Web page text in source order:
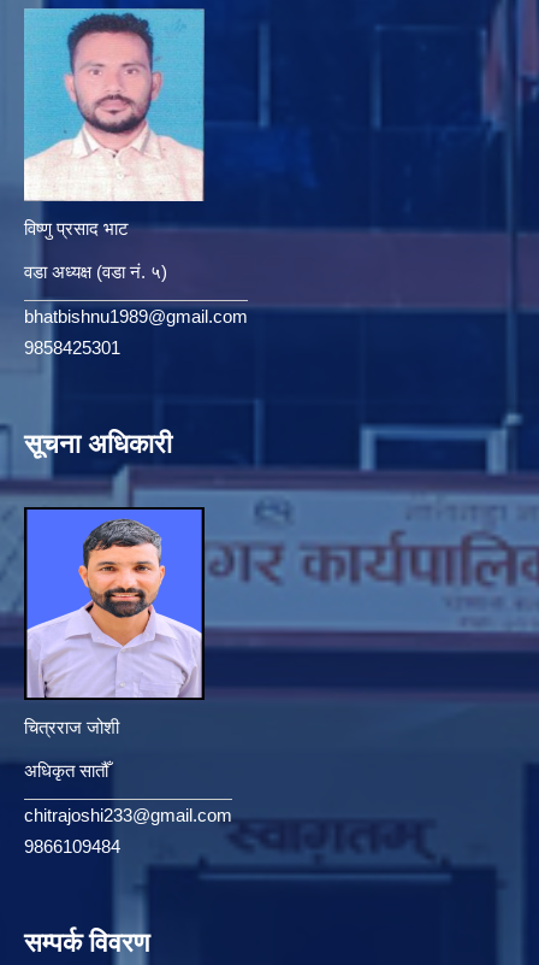
विष्णु प्रसाद भाट
वडा अध्यक्ष (वडा नं. ५)
bhatbishnu1989@gmail.com
9858425301
सूचना अधिकारी
चित्रराज जोशी
अधिकृत सातौँ
chitrajoshi233@gmail.com
9866109484
सम्पर्क विवरण